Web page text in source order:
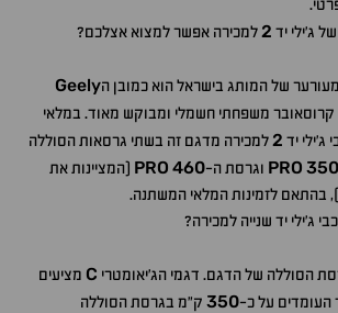
ג'ילי יד 2למכירה אפשר למצוא אצלכם?
של המותג בישראל הוא כמובן הGeely
קרוסאובר משפחתי חשמלי ומבוקש מאוד. במלאי
ג'ילי יד 2למכירה מדגם זה בשתי גרסאות הסוללה
350
PRO וגרסת ה-460
PRO (המציינות את
בהתאם לזמינות המלאי המשתנה.
ג'ילי יד שנייה למכירה?
הסוללה של הדגם. דגמי הג'יאומטרי C מציעים
העומדים על כ-350 ק"מ בגרסת הסוללה